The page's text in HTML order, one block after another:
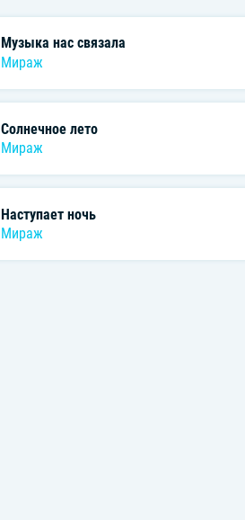
Музыка нас связала
Мираж
Солнечное лето
Мираж
Наступает ночь
Мираж